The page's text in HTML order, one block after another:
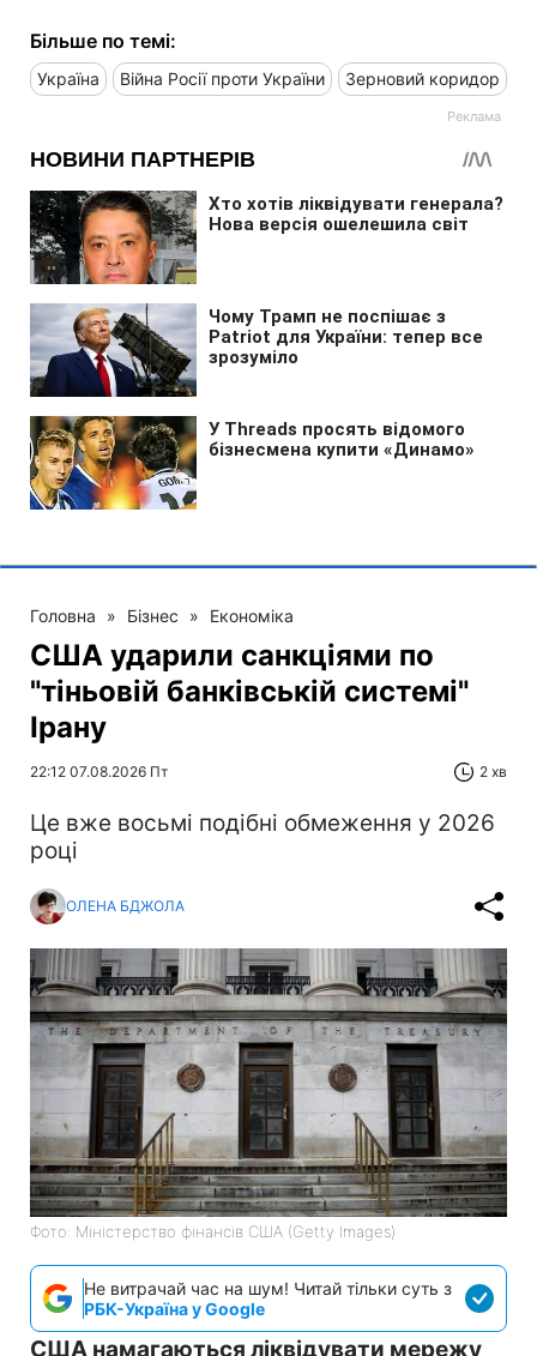
Більше по темі:
Україна Війна Росії проти України Зерновий коридор
Головна » Бізнес » Економіка
США ударили санкціями по
"тіньовій банківській системі"
Ірану
22:12 07.08.2026 Пт 2 хв
Це вже восьмі подібні обмеження у 2026
році
ОЛЕНА БДЖОЛА
Фото: Міністерство фінансів СШA (Getty Images)
Не витрачай час на шум! Читай тільки суть з
РБК-Україна у Google
США намагаються ліквідувати мережу